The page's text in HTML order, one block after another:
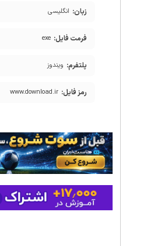
زبان: انگلیسی
فرمت فایل: exe
پلتفرم: ویندوز
رمز فایل: www.download.ir